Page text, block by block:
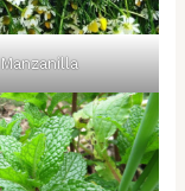
Manzanilla